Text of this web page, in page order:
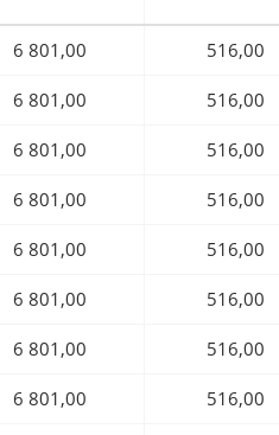
6 801,00 516,00
6 801,00 516,00
6 801,00 516,00
6 801,00 516,00
6 801,00 516,00
6 801,00 516,00
6 801,00 516,00
6 801,00 516,00